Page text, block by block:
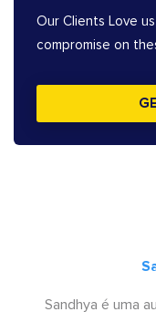
Our Clients Love
compromise on
Sandhya é uma